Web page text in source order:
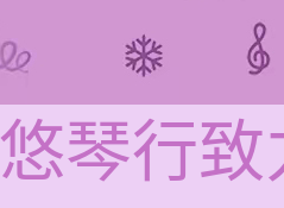
琴行